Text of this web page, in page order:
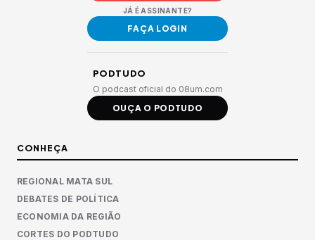
JÁ É ASSINANTE?
FAÇA LOGIN
PODTUDO
O podcast oficial do 08um.com
OUÇA O PODTUDO
CONHEÇA
REGIONAL MATA SUL
DEBATES DE POLÍTICA
ECONOMIA DA REGIÃO
CORTES DO PODTUDO